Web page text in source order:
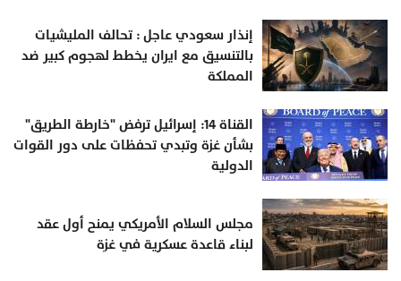
إنذار سعودي عاجل : تحالف المليشيات
بالتنسيق مع ايران يخطط لهجوم كبير ضد
المملكة
القناة 14: إسرائيل ترفض "خارطة الطريق"
بشأن غزة وتبدي تحفظات على دور القوات
الدولية
مجلس السلام الأمريكي يمنح أول عقد
لبناء قاعدة عسكرية في غزة